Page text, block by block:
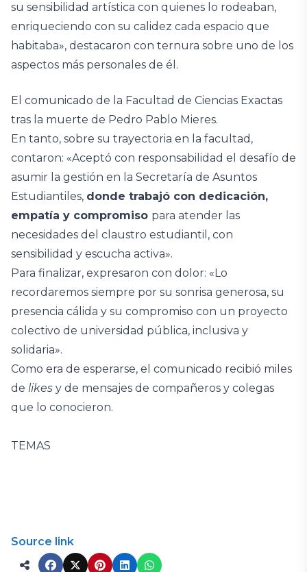
su sensibilidad artística con quienes lo rodeaban,
enriqueciendo con su calidez cada espacio que
habitaba», destacaron con ternura sobre uno de los
aspectos más personales de él.
El comunicado de la Facultad de Ciencias Exactas
tras la muerte de Pedro Pablo Mieres.
En tanto, sobre su trayectoria en la facultad,
contaron: «Aceptó con responsabilidad el desafío de
asumir la gestión en la Secretaría de Asuntos
Estudiantiles, donde trabajó con dedicación,
empatía y compromiso para atender las
necesidades del claustro estudiantil, con
sensibilidad y escucha activa».
Para finalizar, expresaron con dolor: «Lo
recordaremos siempre por su sonrisa generosa, su
presencia cálida y su compromiso con un proyecto
colectivo de universidad pública, inclusiva y
solidaria».
Como era de esperarse, el comunicado recibió miles
de likes y de mensajes de compañeros y colegas
que lo conocieron.
TEMAS
Source link